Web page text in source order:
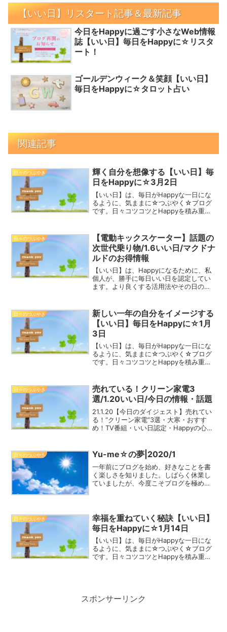
【いい日】リスタート記事＆最新記事
今日をHappyに過ごす小さなWeb情報
誌【いい日】毎日をHappyに☆リスタ
ート！
ゴールデンウィーク＆笑顔【いい日】
毎日をHappyに☆タロット占い
関連記事
日々のつぶやき
輝く自分を想像する【いい日】毎
日をHappyに☆3月2日
【いい日】は、毎日がHappyな一日にな
るように、気ままに☆つぶやく☆ブログ
です。日々コツコツとHappyを積み重ね
言葉：門出・優しい思い出Happy☆つぶ
や...
日々のつぶやき
【電動キックスケーター】話題の
次世代乗り物/1.6いい日/マクドナ
ルドのお得情報
【いい日】は、Happyになるために、私
個人が、勝手に毎日いい日を認定してい
ます。より良くする活用法やその日の情
年の1年間を、一緒にHappyに過ごしまし
ょう！マン...
日々のつぶやき
新しい一年の自分をイメージする
【いい日】毎日をHappyに☆1月
3日
【いい日】は、毎日がHappyな一日にな
るように、気ままに☆つぶやく☆ブログ
です。日々コツコツとHappyを積み重ね
葉:青春の喜び・切望Happy☆つぶやき
正...
日々のつぶやき
売れている！クリーン家電3
選/1.20いい日/今日の情報・話題
21.1.20【今日のダイジェスト】売れてい
る！“クリーン家電”3選・大寒・おすす
め！TV番組・いい日認定・Happyの心得
日々のつぶやき Yu-me☆の夢|2020/1
一年前にブログを始め、好きなことを書
く楽しさを知りました。しばらく休業し
ていましたが、今度こそブログを極めて
継続していきたいと思って...
日々のつぶやき
幸福を重ねていく秘訣【いい日】
毎日をHappyに☆1月14日
【いい日】は、毎日がHappyな一日にな
るように、気ままに☆つぶやく☆ブログ
です。日々コツコツとHappyを積み重ね
スポンサーリンク